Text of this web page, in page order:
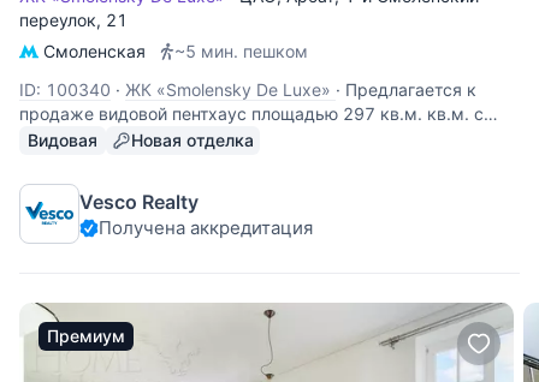
переулок, 21
Смоленская
~5 мин. пешком
ID: 100340 · ЖК «Smolensky De Luxe» · Предлагается к
продаже видовой пентхаус площадью 297 кв.м. кв.м. с
террасой 140 кв.м. Абсолютно новая дизайнерская отделка
Панорамное остекление. Камин. Планировкой
предусмотрены: 1 уровень - гостиная,
Видовая Новая отделка
Vesco Realty
Получена аккредитация
Премиум